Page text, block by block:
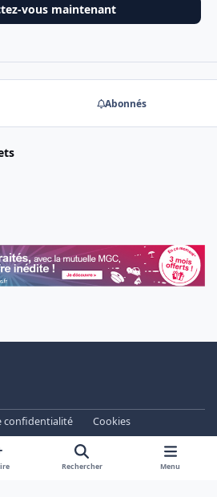
vous maintenant
Abonnés
confidentialité
Cookies
- Forum Libre depuis 2003
by
Invision Community
Rechercher Menu